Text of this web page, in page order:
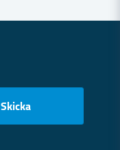
Skicka